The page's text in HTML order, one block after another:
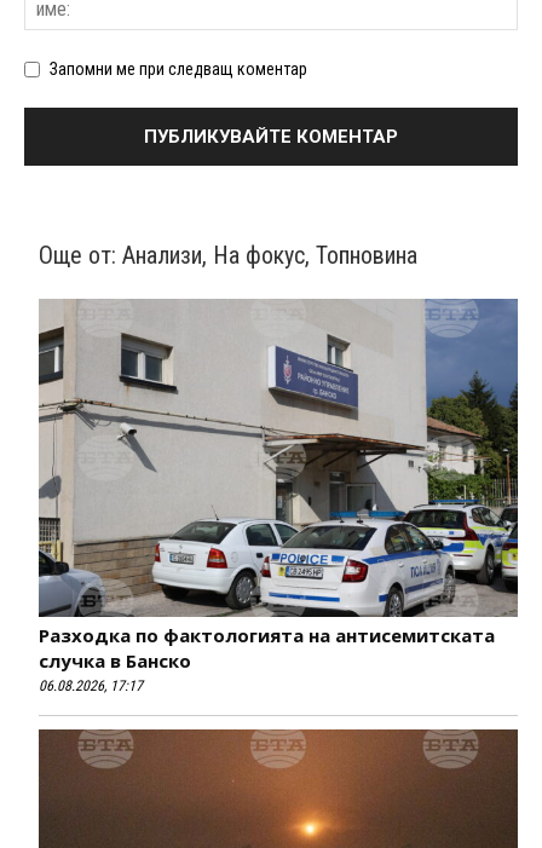
Запомни ме при следващ коментар
Още от: Анализи, На фокус, Топновина
Разходка по фактологията на антисемитската
случка в Банско
06.08.2026, 17:17